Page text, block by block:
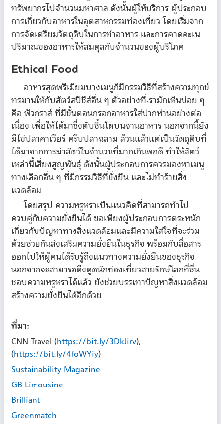
ทรัพยากรไปจำนวนมหาศาล ดังนั้นผู้ให้บริการ ผู้ประกอบ
การเกี่ยวกับอาหารในอุตสาหกรรมท่องเที่ยว โดยเริ่มจาก
การจัดเตรียมวัตถุดิบในการทำอาหาร และการคาดคะเน
ปริมาณของอาหารให้สมดุลกับจำนวนของผู้บริโภค
Ethical Food
อาหารสุดพรีเมียมบางเมนูก็มีกรรมวิธีที่สร้างความทุกข์
ทรมานให้กับสัตว์สปีชีส์อื่น ๆ ตัวอย่างที่เรามักเห็นบ่อย ๆ
คือ ฟัวกราส์ ที่มีขั้นตอนกรอกอาหารใส่ปากห่านอย่างต่อ
เนื่อง เพื่อให้ได้มาซึ่งตับชิ้นโตบนจานอาหาร นอกจากนี้ยัง
มีไข่ปลาคาเวียร์ ครีบปลาฉลาม ล้วนแล้วแต่เป็นวัตถุดิบที่
ได้มาจากการฆ่าสัตว์ในจำนวนที่มากเกินพอดี ทำให้สัตว์
เหล่านี้เสี่ยงสูญพันธุ์ ดังนั้นผู้ประกอบการควรมองหาเมนู
ทางเลือกอื่น ๆ ที่มีกรรมวิธีที่ยั่งยืน และไม่ทำร้ายสิ่ง
แวดล้อม
โดยสรุป ความหรูหราเป็นแนวคิดที่สามารถทำไป
ควบคู่กับความยั่งยืนได้ ขอเพียงผู้ประกอบการตระหนัก
เกี่ยวกับปัญหาทางสิ่งแวดล้อมและมีความใส่ใจที่จะร่วม
ด้วยช่วยกันส่งเสริมความยั่งยืนในธุรกิจ พร้อมกับสื่อสาร
ออกไปให้ผู้คนได้รับรู้ถึงแนวทางความยั่งยืนของธุรกิจ
นอกจากจะสามารถดึงดูดนักท่องเที่ยวสายรักษ์โลกที่ชื่น
ชอบความหรูหราได้แล้ว ยังช่วยบรรเทาปัญหาสิ่งแวดล้อม
สร้างความยั่งยืนได้อีกด้วย
ที่มา:
CNN Travel (https://bit.ly/3DkJirv),
(https://bit.ly/4foWYiy)
Sustainability Magazine
GB Limousine
Brilliant
Greenmatch